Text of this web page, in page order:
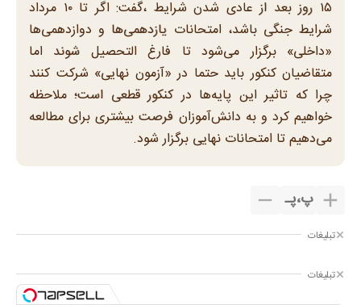
۱۵ روز بعد از عادی شدن شرایط ،گفت: اگر تا ۱۰ مرداد
شرایط جنگی باشد، امتحانات یازدهمی‌ها و دوازدهمی‌ها
«داخلی» برگزار می‌شود تا فارغ التحصیل شوند اما
متقاضیان کنکور باید حتما در «آزمون نهایی» شرکت کنند
چرا که تاثیر این پایه‌ها در کنکور قطعی است؛ ملاحظه
خواهیم کرد و به دانش‌آموزان فرصت بیشتری برای مطالعه
می‌دهیم تا امتحانات نهایی برگزار شود.
پ،پـ
تبلیغات
تبلیغات